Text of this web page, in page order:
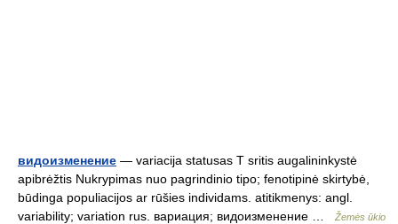
видоизменение — variacija statusas T sritis augalininkystė
apibrėžtis Nukrypimas nuo pagrindinio tipo; fenotipinė skirtybė,
būdinga populiacijos ar rūšies individams. atitikmenys: angl.
variability; variation rus. вариация; видоизменение …
Žemės ūkio